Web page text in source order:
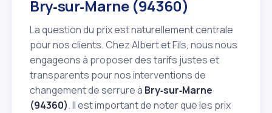
Bry‑sur‑Marne (94360)
La question du prix est naturellement centrale
pour nos clients. Chez Albert et Fils, nous nous
engageons à proposer des tarifs justes et
transparents pour nos interventions de
changement de serrure à Bry‑sur‑Marne
(94360). Il est important de noter que les prix